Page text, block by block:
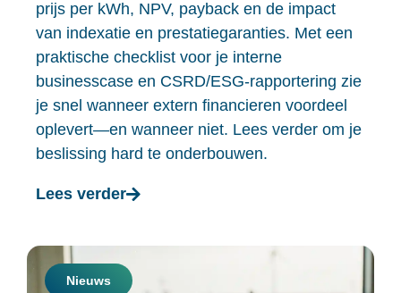
prijs per kWh, NPV, payback en de impact
van indexatie en prestatiegaranties. Met een
praktische checklist voor je interne
businesscase en CSRD/ESG-rapportering zie
je snel wanneer extern financieren voordeel
oplevert—en wanneer niet. Lees verder om je
beslissing hard te onderbouwen.
Lees verder
Nieuws